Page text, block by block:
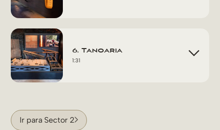
6. Tanoaria
1:31
Ir para Sector 2